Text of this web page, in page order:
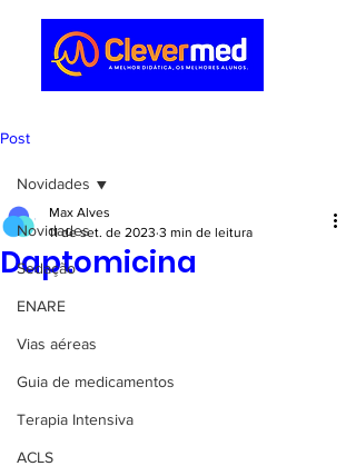
Post
Novidades
Sedação
ENARE
Vias aéreas
Guia de medicamentos
Terapia Intensiva
ACLS
Novidades
Daptomicina
Max Alves
11 de set. de 2023 3 min de leitura